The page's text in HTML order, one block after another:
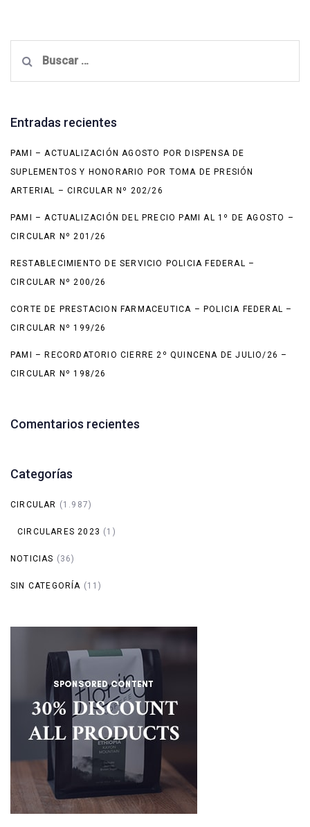
Entradas recientes
PAMI – ACTUALIZACIÓN AGOSTO POR DISPENSA DE
SUPLEMENTOS Y HONORARIO POR TOMA DE PRESIÓN
ARTERIAL – CIRCULAR Nº 202/26
PAMI – ACTUALIZACIÓN DEL PRECIO PAMI AL 1º DE AGOSTO –
CIRCULAR Nº 201/26
RESTABLECIMIENTO DE SERVICIO POLICIA FEDERAL –
CIRCULAR Nº 200/26
CORTE DE PRESTACION FARMACEUTICA – POLICIA FEDERAL –
CIRCULAR Nº 199/26
PAMI – RECORDATORIO CIERRE 2º QUINCENA DE JULIO/26 –
CIRCULAR Nº 198/26
Comentarios recientes
Categorías
CIRCULAR (1.987)
CIRCULARES 2023 (1)
NOTICIAS (36)
SIN CATEGORÍA (11)